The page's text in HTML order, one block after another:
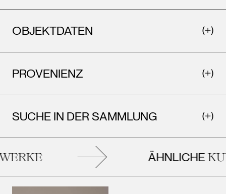
OBJEKTDATEN
PROVENIENZ
SUCHE IN DER SAMMLUNG
ÄHNLICHE